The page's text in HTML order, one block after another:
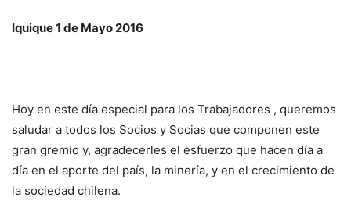
Iquique 1 de Mayo 2016
Hoy en este día especial para los Trabajadores , queremos
saludar a todos los Socios y Socias que componen este
gran gremio y, agradecerles el esfuerzo que hacen día a
día en el aporte del país, la minería, y en el crecimiento de
la sociedad chilena.